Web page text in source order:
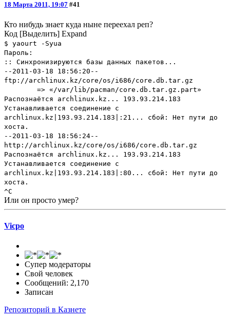
18 Марта 2011, 19:07 #41
Кто нибудь знает куда ныне переехал реп?
Код [Выделить] Expand
$ yaourt -Syua
Пароль:
:: Синхронизируются базы данных пакетов...
--2011-03-18 18:56:20--
ftp://archlinux.kz/core/os/i686/core.db.tar.gz
=> «/var/lib/pacman/core.db.tar.gz.part»
Распознаётся archlinux.kz... 193.93.214.183
Устанавливается соединение с
archlinux.kz|193.93.214.183|:21... сбой: Нет пути до
хоста.
--2011-03-18 18:56:24--
http://archlinux.kz/core/os/i686/core.db.tar.gz
Распознаётся archlinux.kz... 193.93.214.183
Устанавливается соединение с
archlinux.kz|193.93.214.183|:80... сбой: Нет пути до
хоста.
^C
Или он просто умер?
Vicpo
Супер модераторы
Свой человек
Сообщений: 2,170
Записан
Репозиторий в Казнете